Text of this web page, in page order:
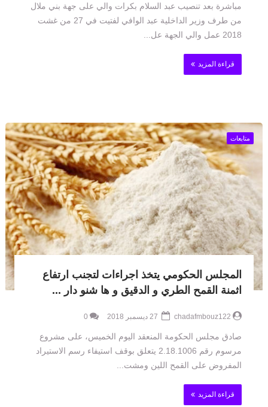
مباشرة بعد تنصيب عبد السلام بكرات والي على جهة بني ملال
من طرف وزير الداخلية عبد الوافي لفتيت في 27 من غشت
2018 عمل والي الجهة عل...
قراءة المزيد
متابعات
المجلس الحكومي يتخذ اجراءات لتجنب ارتفاع
اثمنة القمح الطري و الدقيق و ها شنو دار ...
chadafmbouz122
0
صادق مجلس الحكومة المنعقد اليوم الخميس، على مشروع
مرسوم رقم 2.18.1006 يتعلق بوقف استيفاء رسم الاستيراد
المفروض على القمح اللين ومشت...
قراءة المزيد